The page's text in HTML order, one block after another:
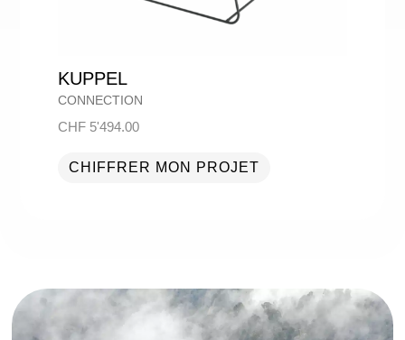
KUPPEL
CONNECTION
CHF5'494.00
CHIFFRER MON PROJET